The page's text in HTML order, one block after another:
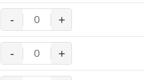
Menge
MASCOT® TOLEDO BUNDHOSE
Menge
- +
MASCOT® TOLEDO BUNDHOSE
Menge
- +